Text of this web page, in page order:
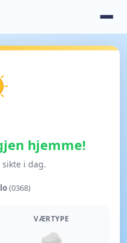
hjemme!
i dag.
(0368)
VÆRTYPE